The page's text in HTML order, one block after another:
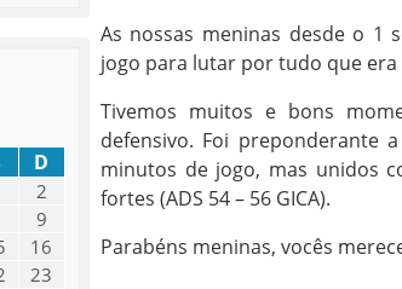
As nossas meninas desde o 1
jogo para lutar por tudo que
Tivemos muitos e bons
defensivo. Foi preponderante
minutos de jogo, mas unidos
fortes (ADS 54 – 56 GICA).
Parabéns meninas, vocês
D
2
9
16
23